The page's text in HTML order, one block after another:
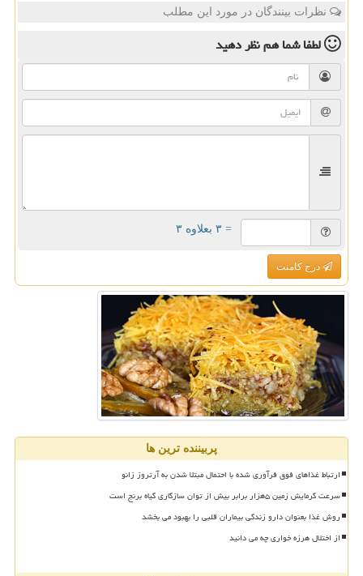
نظرات بینندگان در مورد این مطلب
لطفا شما همنظر دهید
= ۳ بعلاوه ۳
درج کامنت
پربیننده ترین ها
ارتباط غذاهای فوق فرآوری شده با احتمال مبتلا شدن به آرتروز زانو
سرعت گرمایش زمین ۵هزار برابر بیش از توان سازگاری گیاه برنج است
روش غذا بعنوان دارو زندگی بیماران قلبی را بهبود می بخشد
از اختلال هرزه خواری چه می دانید